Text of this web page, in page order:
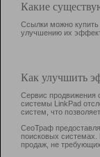
Какие
Ссылки можно купить
улучшению их
Как улучшить
Сервис продвижения
системы LinkPad
систем, что
СеоТраф
поисковых системах.
продаж, не